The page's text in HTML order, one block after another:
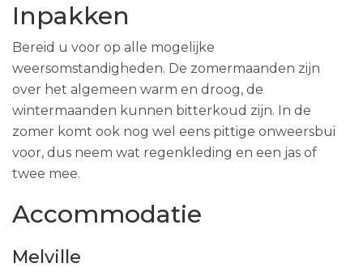
Inpakken
Bereid u voor op alle mogelijke
weersomstandigheden. De zomermaanden zijn
over het algemeen warm en droog, de
wintermaanden kunnen bitterkoud zijn. In de
zomer komt ook nog wel eens pittige onweersbui
voor, dus neem wat regenkleding en een jas of
twee mee.
Accommodatie
Melville